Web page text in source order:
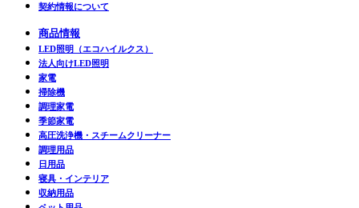
契約情報について
商品情報
LED照明（エコハイルクス）
法人向けLED照明
家電
掃除機
調理家電
季節家電
高圧洗浄機・スチームクリーナー
調理用品
日用品
寝具・インテリア
収納用品